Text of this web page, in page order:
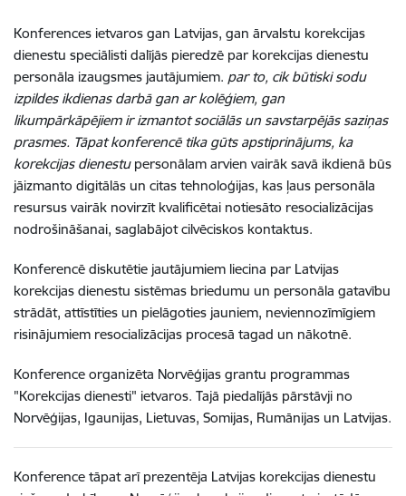
Konferences ietvaros gan Latvijas, gan ārvalstu korekcijas
dienestu speciālisti dalījās pieredzē par korekcijas dienestu
personāla izaugsmes jautājumiem. par to, cik būtiski sodu
izpildes ikdienas darbā gan ar kolēģiem, gan
likumpārkāpējiem ir izmantot sociālās un savstarpējās saziņas
prasmes. Tāpat konferencē tika gūts apstiprinājums, ka
korekcijas dienestupersonālam arvien vairāk savā ikdienā būs
jāizmanto digitālās un citas tehnoloģijas, kas ļaus personāla
resursus vairāk novirzīt kvalificētai notiesāto resocializācijas
nodrošināšanai, saglabājot cilvēciskos kontaktus.
Konferencē diskutētie jautājumiem liecina par Latvijas
korekcijas dienestu sistēmas briedumu un personāla gatavību
strādāt, attīstīties un pielāgoties jauniem, neviennozīmīgiem
risinājumiem resocializācijas procesā tagad un nākotnē.
Konference organizēta Norvēģijas grantu programmas
"Korekcijas dienesti" ietvaros. Tajā piedalījās pārstāvji no
Norvēģijas, Igaunijas, Lietuvas, Somijas, Rumānijas un Latvijas.
Konference tāpat arī prezentēja Latvijas korekcijas dienestu